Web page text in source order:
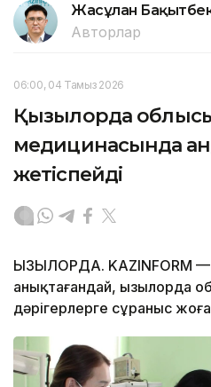
Жасұлан
Авторлар
06:00, 04 Тамыз 2026
Қызылорда
медицинасында
жетіспейді
ҚЫЗЫЛОРДА. KAZINFORM —
анықтағандай, Қызылорда
дәрігерлерге сұраныс